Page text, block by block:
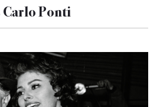
Carlo Ponti